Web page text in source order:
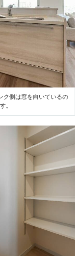
ク側は窓を向いているの
。